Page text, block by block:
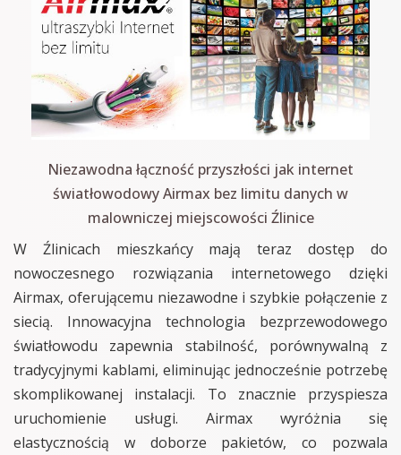
Niezawodna łączność przyszłości jak internet
światłowodowy Airmax bez limitu danych w
malowniczej miejscowości Źlinice
W Źlinicach mieszkańcy mają teraz dostęp do
nowoczesnego rozwiązania internetowego dzięki
Airmax, oferującemu niezawodne i szybkie połączenie z
siecią. Innowacyjna technologia bezprzewodowego
światłowodu zapewnia stabilność, porównywalną z
tradycyjnymi kablami, eliminując jednocześnie potrzebę
skomplikowanej instalacji. To znacznie przyspiesza
uruchomienie usługi. Airmax wyróżnia się
elastycznością w doborze pakietów, co pozwala